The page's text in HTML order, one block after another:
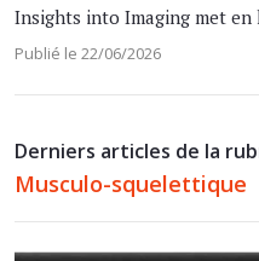
Insights into Imaging met en
Publié le 22/06/2026
Derniers articles de la
Musculo-squelettique